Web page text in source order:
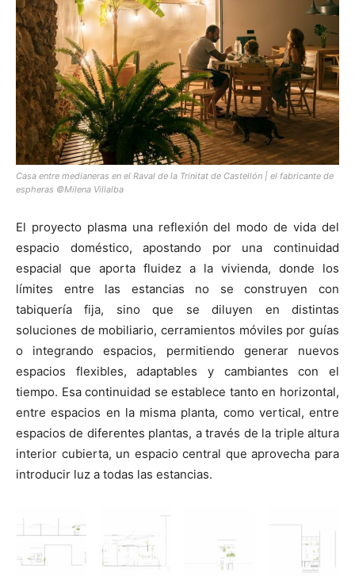
Casa entre medianeras en el Raval de la Trinitat de Castellón | el fabricante de
espheras ©Milena Villalba
El proyecto plasma una reflexión del modo de vida del
espacio doméstico, apostando por una continuidad
espacial que aporta fluidez a la vivienda, donde los
límites entre las estancias no se construyen con
tabiquería fija, sino que se diluyen en distintas
soluciones de mobiliario, cerramientos móviles por guías
o integrando espacios, permitiendo generar nuevos
espacios flexibles, adaptables y cambiantes con el
tiempo. Esa continuidad se establece tanto en horizontal,
entre espacios en la misma planta, como vertical, entre
espacios de diferentes plantas, a través de la triple altura
interior cubierta, un espacio central que aprovecha para
introducir luz a todas las estancias.